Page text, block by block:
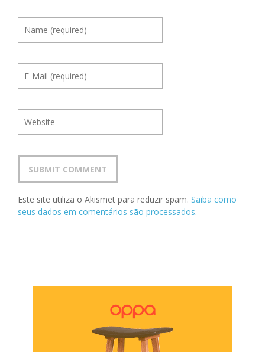
Este site utiliza o Akismet para reduzir spam. Saiba como
seus dados em comentários são processados.